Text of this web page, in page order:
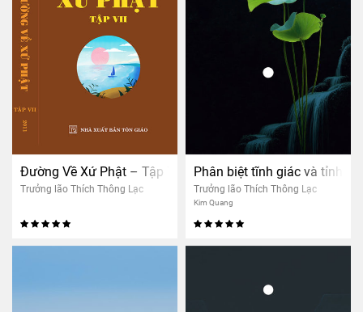
Đường Về Xứ Phật – Tập 7
Trưởng lão Thích Thông Lạc
Phân biệt tĩnh giác và tỉnh
Trưởng lão Thích Thông Lạc
Kim Quang